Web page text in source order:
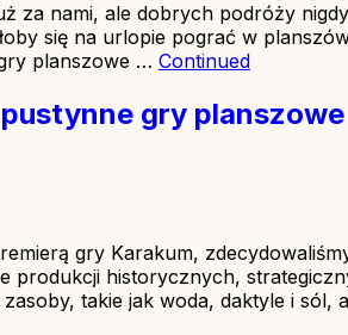
za nami, ale dobrych podróży
się na urlopie pograć w
planszowe … Continued
gry planszowe
gry Karakum,
produkcji historycznych,
takie jak woda, daktyle i sól,